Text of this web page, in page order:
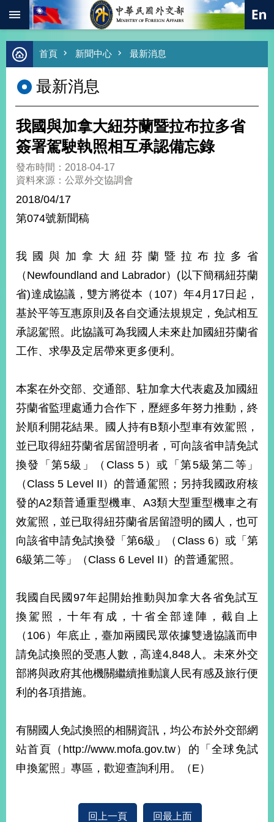
跳到主要內容區塊
進
階
尋
熱
總
合
外
價
外
交
經
濟
不
落
國
和
平
護
照
頁
網
站
導
覽
關
於
本
部
聞
中
心
外
交
資
訊
家
與
地
區
首頁 新聞中心 最新消息
最新消息
我國與加拿大紐芬蘭暨拉布拉多省
簽署駕駛執照相互承認備忘錄
發布時間：2018-04-17
資料來源：公眾外交協調會
2018/04/17
第074號新聞稿
我國與加拿大紐芬蘭暨拉布拉多省
（Newfoundland and Labrador）(以下簡稱紐芬蘭
省)達成協議，雙方將從本（107）年4月17日起，
基於平等互惠原則及各自交通法規規定，免試相互
承認駕照。此協議可為我國人未來赴加國紐芬蘭省
工作、求學及定居帶來更多便利。
本案在外交部、交通部、駐加拿大代表處及加國紐
芬蘭省監理處通力合作下，歷經多年努力推動，終
於順利開花結果。國人持有B類小型車有效駕照，
並已取得紐芬蘭省居留證明者，可向該省申請免試
換發「第5級」（Class 5）或「第5級第二等」
（Class 5 Level II）的普通駕照；另持我國政府核
發的A2類普通重型機車、A3類大型重型機車之有
效駕照，並已取得紐芬蘭省居留證明的國人，也可
向該省申請免試換發「第6級」（Class 6）或「第
6級第二等」（Class 6 Level II）的普通駕照。
我國自民國97年起開始推動與加拿大各省免試互
換駕照，十年有成，十省全部達陣，截自上
（106）年底止，臺加兩國民眾依據雙邊協議而申
請免試換照的受惠人數，高達4,848人。未來外交
部將與政府其他機關繼續推動讓人民有感及旅行便
利的各項措施。
有關國人免試換照的相關資訊，均公布於外交部網
站首頁（http://www.mofa.gov.tw）的「全球免試
申換駕照」專區，歡迎查詢利用。（E）
回上一頁 回最上面